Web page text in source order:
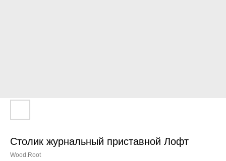
Столик журнальный приставной Лофт
Wood.Root